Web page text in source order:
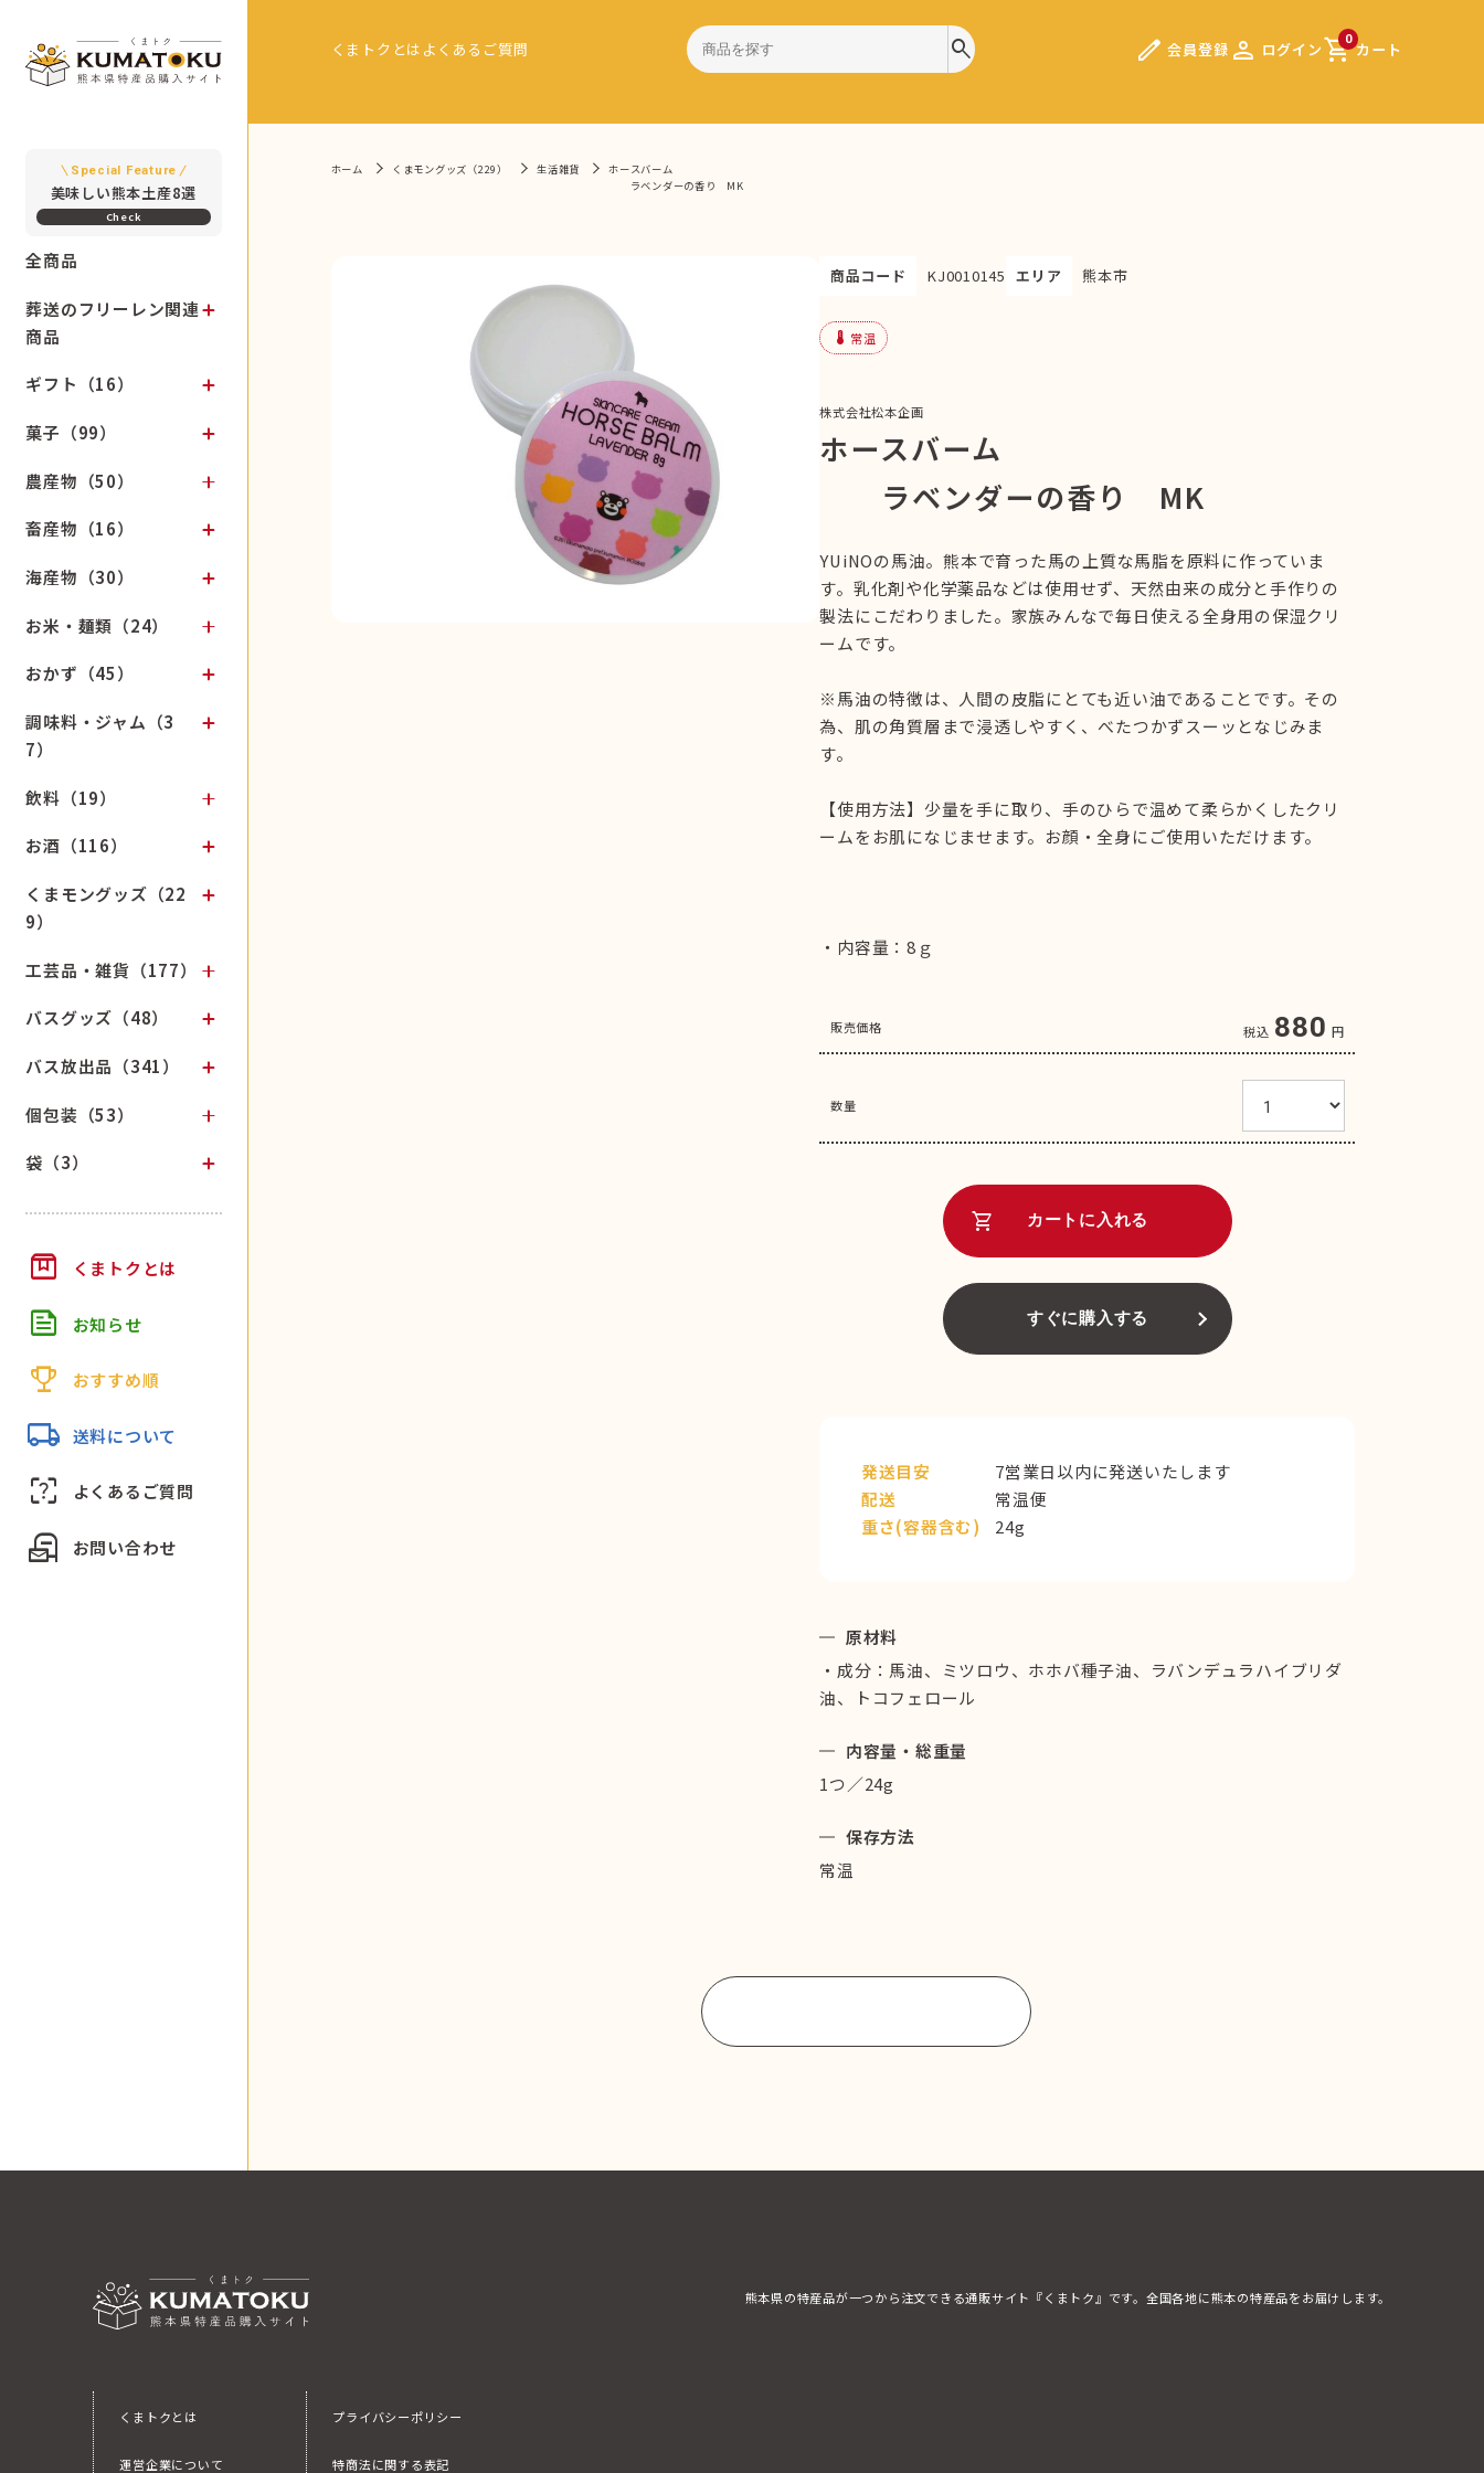
Special Feature
美味しい熊本土産8選
全商品
葬送のフリーレン関連
商品
ギフト（16）
菓子（99）
農産物（50）
畜産物（16）
海産物（30）
お米・麺類（24）
おかず（45）
調味料・ジャム（3
7）
飲料（19）
お酒（116）
くまモングッズ（22
9）
工芸品・雑貨（177）
バスグッズ（48）
バス放出品（341）
個包装（53）
袋（3）
box くまトクとは
feed お知らせ
trophy おすすめ順
local_shipping 送料について
indeterminate_question_box よくあるご質問
local_post_office お問い合わせ
くまトクとは よくあるご質問 search edit 会員登録 person ログイン 0
shopping_cartカート
ホーム くまモングッズ（229） 生活雑貨
ホースバーム
ラベンダーの香り MK
商品コード KJ0010145 エリア 熊本市
device_thermostat 常温
株式会社松本企画
ホースバーム
ラベンダーの香り MK
YUiNOの馬油。熊本で育った馬の上質な馬脂を原料に作っていま
す。乳化剤や化学薬品などは使用せず、天然由来の成分と手作りの
製法にこだわりました。家族みんなで毎日使える全身用の保湿クリ
ームです。
※馬油の特徴は、人間の皮脂にとても近い油であることです。その
為、肌の角質層まで浸透しやすく、べたつかずスーッとなじみま
す。
【使用方法】少量を手に取り、手のひらで温めて柔らかくしたクリ
ームをお肌になじませます。お顔・全身にご使用いただけます。
・内容量：8ｇ
販売価格 税込 880 円
数量
shopping_cart カートに入れる
すぐに購入する
発送目安
7営業日以内に発送いたします
配送
常温便
重さ(容器含む)
24g
原材料
・成分：馬油、ミツロウ、ホホバ種子油、ラバンデュラハイブリダ
油、トコフェロール
内容量・総重量
1つ／24g
保存方法
常温
熊本県の特産品が一つから注文できる通販サイト『くまトク』です。全国各地に熊本の特産品をお届けします。
くまトクとは
運営企業について
プライバシーポリシー
特商法に関する表記